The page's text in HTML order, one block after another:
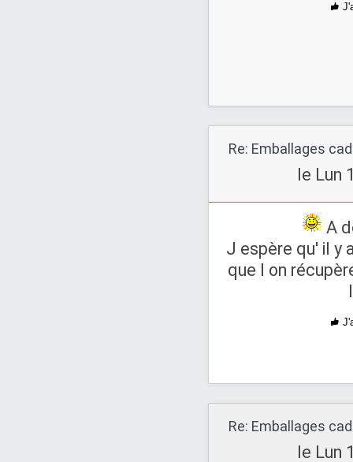
Re: Emballages
le Lun
A
J espère qu' il y
que l on
Re: Emballages
le Lun